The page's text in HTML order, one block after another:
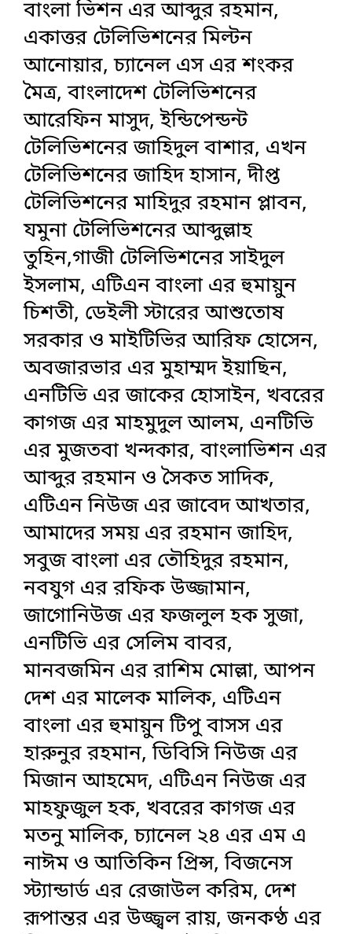
বাংলা ভিশন এর আব্দুর রহমান,
একাত্তর টেলিভিশনের মিল্টন
আনোয়ার, চ্যানেল এস এর শংকর
মৈত্র, বাংলাদেশ টেলিভিশনের
আরেফিন মাসুদ, ইন্ডিপেন্ডন্ট
টেলিভিশনের জাহিদুল বাশার, এখন
টেলিভিশনের জাহিদ হাসান, দীপ্ত
টেলিভিশনের মাহিদুর রহমান প্লাবন,
যমুনা টেলিভিশনের আব্দুল্লাহ
তুহিন,গাজী টেলিভিশনের সাইদুল
ইসলাম, এটিএন বাংলা এর হুমায়ুন
চিশতী, ডেইলী স্টারের আশুতোষ
সরকার ও মাইটিভির আরিফ হোসেন,
অবজারভার এর মুহাম্মদ ইয়াছিন,
এনটিভি এর জাকের হোসাইন, খবরের
কাগজ এর মাহমুদুল আলম, এনটিভি
এর মুজতবা খন্দকার, বাংলাভিশন এর
আব্দুর রহমান ও সৈকত সাদিক,
এটিএন নিউজ এর জাবেদ আখতার,
আমাদের সময় এর রহমান জাহিদ,
সবুজ বাংলা এর তৌহিদুর রহমান,
নবযুগ এর রফিক উজ্জামান,
জাগোনিউজ এর ফজলুল হক সুজা,
এনটিভি এর সেলিম বাবর,
মানবজমিন এর রাশিম মোল্লা, আপন
দেশ এর মালেক মালিক, এটিএন
বাংলা এর হুমায়ুন টিপু বাসস এর
হারুনুর রহমান, ডিবিসি নিউজ এর
মিজান আহমেদ, এটিএন নিউজ এর
মাহফুজুল হক, খবরের কাগজ এর
মতনু মালিক, চ্যানেল ২৪ এর এম এ
নাঈম ও আতিকিন প্রিন্স, বিজনেস
স্ট্যান্ডার্ড এর রেজাউল করিম, দেশ
রূপান্তর এর উজ্জ্বল রায়, জনকণ্ঠ এর